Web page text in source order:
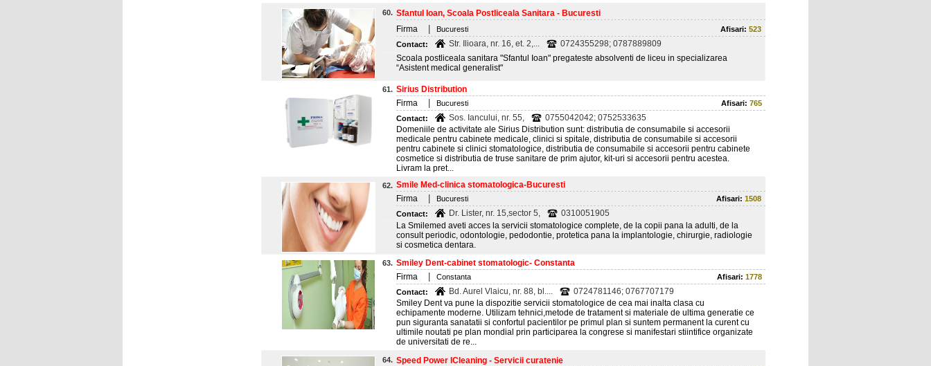
60. Sfantul Ioan, Scoala Postliceala Sanitara - Bucuresti
Firma
Bucuresti Afisari: 523
Contact:
Str. Ilioara, nr. 16, et. 2,...
0724355298; 0787889809
Scoala postliceala sanitara "Sfantul Ioan" pregateste absolventi de liceu in specializarea
“Asistent medical generalist"
61. Sirius Distribution
Firma
Bucuresti Afisari: 765
Contact:
Sos. Iancului, nr. 55,
0755042042; 0752533635
Domeniile de activitate ale Sirius Distribution sunt: distributia de consumabile si accesorii
medicale pentru cabinete medicale, clinici si spitale, distributia de consumabile si accesorii
pentru cabinete si clinici stomatologice, distributia de consumabile si accesorii pentru cabinete
cosmetice si distributia de truse sanitare de prim ajutor, kit-uri si accesorii pentru acestea.
Livram la pret...
62. Smile Med-clinica stomatologica-Bucuresti
Firma
Bucuresti Afisari: 1508
Contact:
Dr. Lister, nr. 15,sector 5,
0310051905
La Smilemed aveti acces la servicii stomatologice complete, de la copii pana la adulti, de la
consult periodic, odontologie, pedodontie, protetica pana la implantologie, chirurgie, radiologie
si cosmetica dentara.
63. Smiley Dent-cabinet stomatologic- Constanta
Firma
Constanta Afisari: 1778
Contact:
Bd. Aurel Vlaicu, nr. 88, bl....
0724781146; 0767707179
Smiley Dent va pune la dispozitie servicii stomatologice de cea mai inalta clasa cu
echipamente moderne. Utilizam tehnici,metode de tratament si materiale de ultima generatie ce
pun siguranta sanatatii si confortul pacientilor pe primul plan si suntem permanent la curent cu
ultimile noutati pe plan mondial prin participarea la congrese si manifestari stiintifice organizate
de universitati de re...
64. Speed Power ICleaning - Servicii curatenie